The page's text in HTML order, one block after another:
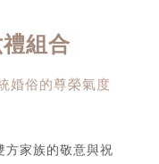
禮組合
婚俗的尊榮氣度
方家族的敬意與祝